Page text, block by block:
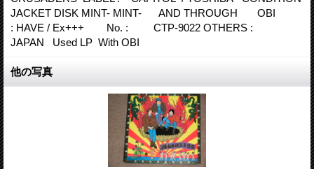
JACKET DISK MINT- MINT- AND THROUGH OBI
: HAVE / Ex+++ No. : CTP-9022 OTHERS :
JAPAN Used LP With OBI
他の写真